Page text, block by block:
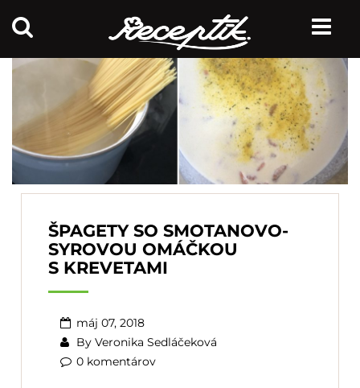
ŠPAGETY SO SMOTANOVO-
SYROVOU OMÁČKOU
S KREVETAMI
máj 07, 2018
By Veronika Sedláčeková
0 komentárov